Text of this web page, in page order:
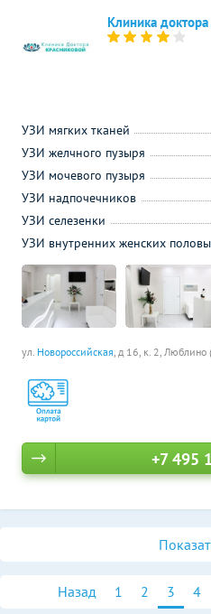
Клиника
ул. Новороссийская, д 16, к. 2, Люблино
УЗИ мягких тканей
УЗИ желчного пузыря
УЗИ мочевого пузыря
УЗИ надпочечников
УЗИ селезенки
УЗИ внутренних женских
+7 495
Назад 1 2 3 4